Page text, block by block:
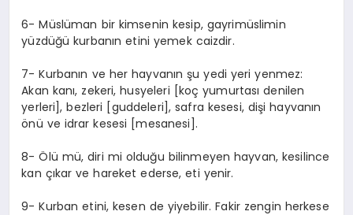
6- Müslüman bir kimsenin kesip, gayrimüslimin
yüzdüğü kurbanın etini yemek caizdir.
7- Kurbanın ve her hayvanın şu yedi yeri yenmez:
Akan kanı, zekeri, husyeleri [koç yumurtası denilen
yerleri], bezleri [guddeleri], safra kesesi, dişi hayvanın
önü ve idrar kesesi [mesanesi].
8- Ölü mü, diri mi olduğu bilinmeyen hayvan, kesilince
kan çıkar ve hareket ederse, eti yenir.
9- Kurban etini, kesen de yiyebilir. Fakir zengin herkese